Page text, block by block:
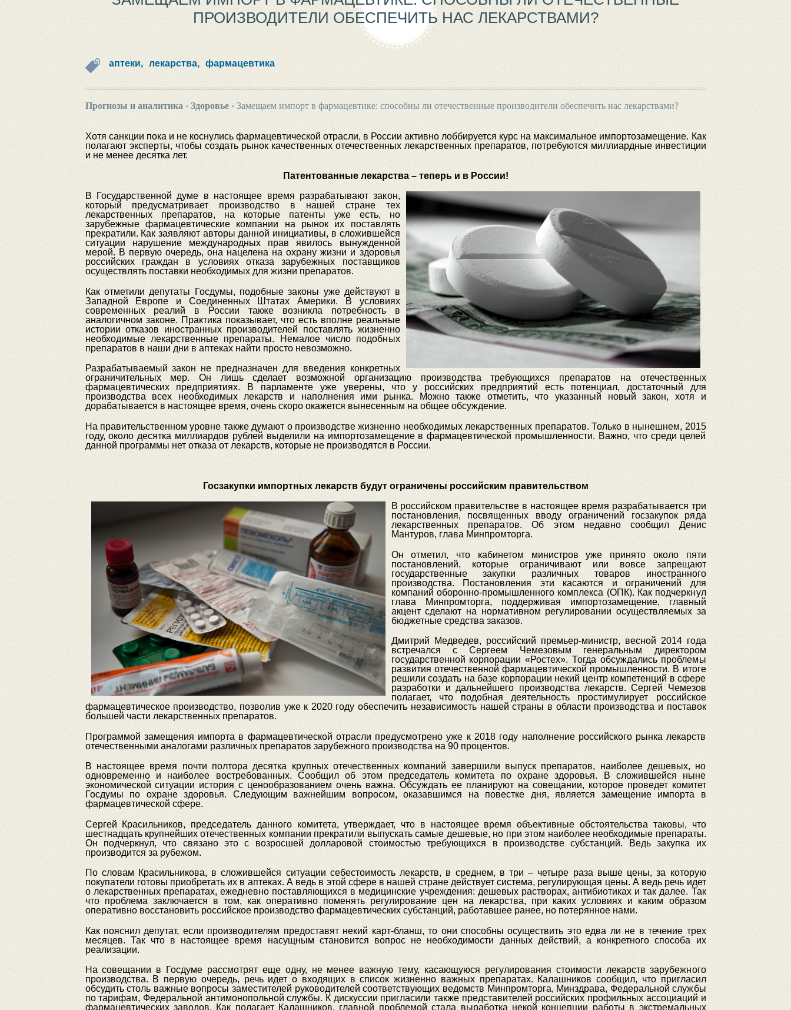
ПРОИЗВОДИТЕЛИ ОБЕСПЕЧИТЬ НАС ЛЕКАРСТВАМИ?
аптеки, лекарства, фармацевтика
Прогнозы и аналитика › Здоровье› Замещаем импорт в фармацевтике: способны ли отечественные производители обеспечить нас лекарствами?
Хотя санкции пока и не коснулись фармацевтической отрасли, в России активно лоббируется курс на максимальное импортозамещение. Как
полагают эксперты, чтобы создать рынок качественных отечественных лекарственных препаратов, потребуются миллиардные инвестиции
и не менее десятка лет.
Патентованные лекарства – теперь и в России!
В Государственной думе в настоящее время разрабатывают закон,
который предусматривает производство в нашей стране тех
лекарственных препаратов, на которые патенты уже есть, но
зарубежные фармацевтические компании на рынок их поставлять
прекратили. Как заявляют авторы данной инициативы, в сложившейся
ситуации нарушение международных прав явилось вынужденной
мерой. В первую очередь, она нацелена на охрану жизни и здоровья
российских граждан в условиях отказа зарубежных поставщиков
осуществлять поставки необходимых для жизни препаратов.
Как отметили депутаты Госдумы, подобные законы уже действуют в
Западной Европе и Соединенных Штатах Америки. В условиях
современных реалий в России также возникла потребность в
аналогичном законе. Практика показывает, что есть вполне реальные
истории отказов иностранных производителей поставлять жизненно
необходимые лекарственные препараты. Немалое число подобных
препаратов в наши дни в аптеках найти просто невозможно.
Разрабатываемый закон не предназначен для введения конкретных
ограничительных мер. Он лишь сделает возможной организацию производства требующихся препаратов на отечественных
фармацевтических предприятиях. В парламенте уже уверены, что у российских предприятий есть потенциал, достаточный для
производства всех необходимых лекарств и наполнения ими рынка. Можно также отметить, что указанный новый закон, хотя и
дорабатывается в настоящее время, очень скоро окажется вынесенным на общее обсуждение.
На правительственном уровне также думают о производстве жизненно необходимых лекарственных препаратов. Только в нынешнем, 2015
году, около десятка миллиардов рублей выделили на импортозамещение в фармацевтической промышленности. Важно, что среди целей
данной программы нет отказа от лекарств, которые не производятся в России.
Госзакупки импортных лекарств будут ограничены российским правительством
В российском правительстве в настоящее время разрабатывается три
постановления, посвященных вводу ограничений госзакупок ряда
лекарственных препаратов. Об этом недавно сообщил Денис
Мантуров, глава Минпромторга.
Он отметил, что кабинетом министров уже принято около пяти
постановлений, которые ограничивают или вовсе запрещают
государственные закупки различных товаров иностранного
производства. Постановления эти касаются и ограничений для
компаний оборонно-промышленного комплекса (ОПК). Как подчеркнул
глава Минпромторга, поддерживая импортозамещение, главный
акцент сделают на нормативном регулировании осуществляемых за
бюджетные средства заказов.
Дмитрий Медведев, российский премьер-министр, весной 2014 года
встречался с Сергеем Чемезовым генеральным директором
государственной корпорации «Ростех». Тогда обсуждались проблемы
развития отечественной фармацевтической промышленности. В итоге
решили создать на базе корпорации некий центр компетенций в сфере
разработки и дальнейшего производства лекарств. Сергей Чемезов
полагает, что подобная деятельность простимулирует российское
фармацевтическое производство, позволив уже к 2020 году обеспечить независимость нашей страны в области производства и поставок
большей части лекарственных препаратов.
Программой замещения импорта в фармацевтической отрасли предусмотрено уже к 2018 году наполнение российского рынка лекарств
отечественными аналогами различных препаратов зарубежного производства на 90 процентов.
В настоящее время почти полтора десятка крупных отечественных компаний завершили выпуск препаратов, наиболее дешевых, но
одновременно и наиболее востребованных. Сообщил об этом председатель комитета по охране здоровья. В сложившейся ныне
экономической ситуации история с ценообразованием очень важна. Обсуждать ее планируют на совещании, которое проведет комитет
Госдумы по охране здоровья. Следующим важнейшим вопросом, оказавшимся на повестке дня, является замещение импорта в
фармацевтической сфере.
Сергей Красильников, председатель данного комитета, утверждает, что в настоящее время объективные обстоятельства таковы, что
шестнадцать крупнейших отечественных компании прекратили выпускать самые дешевые, но при этом наиболее необходимые препараты.
Он подчеркнул, что связано это с возросшей долларовой стоимостью требующихся в производстве субстанций. Ведь закупка их
производится за рубежом.
По словам Красильникова, в сложившейся ситуации себестоимость лекарств, в среднем, в три – четыре раза выше цены, за которую
покупатели готовы приобретать их в аптеках. А ведь в этой сфере в нашей стране действует система, регулирующая цены. А ведь речь идет
о лекарственных препаратах, ежедневно поставляющихся в медицинские учреждения: дешевых растворах, антибиотиках и так далее. Так
что проблема заключается в том, как оперативно поменять регулирование цен на лекарства, при каких условиях и каким образом
оперативно восстановить российское производство фармацевтических субстанций, работавшее ранее, но потерянное нами.
Как пояснил депутат, если производителям предоставят некий карт-бланш, то они способны осуществить это едва ли не в течение трех
месяцев. Так что в настоящее время насущным становится вопрос не необходимости данных действий, а конкретного способа их
реализации.
На совещании в Госдуме рассмотрят еще одну, не менее важную тему, касающуюся регулирования стоимости лекарств зарубежного
производства. В первую очередь, речь идет о входящих в список жизненно важных препаратах. Калашников сообщил, что пригласил
обсудить столь важные вопросы заместителей руководителей соответствующих ведомств Минпромторга, Минздрава, Федеральной службы
по тарифам, Федеральной антимонопольной службы. К дискуссии пригласили также представителей российских профильных ассоциаций и
фармацевтических заводов. Как полагает Калашников, главной проблемой стала выработка некой концепции работы в экстремальных